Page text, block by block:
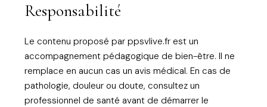
Responsabilité
Le contenu proposé par ppsvlive.fr est un
accompagnement pédagogique de bien-être. Il ne
remplace en aucun cas un avis médical. En cas de
pathologie, douleur ou doute, consultez un
professionnel de santé avant de démarrer le